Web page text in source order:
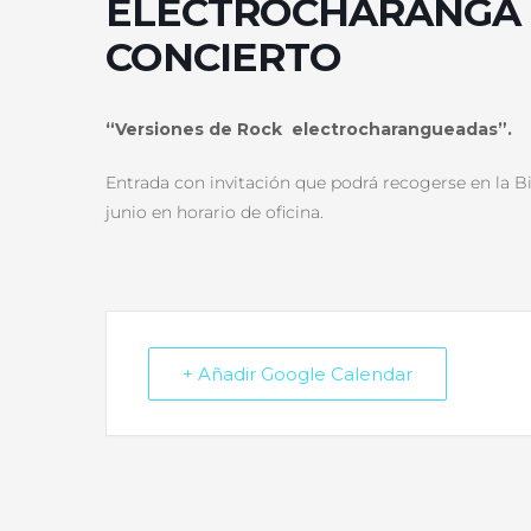
CONCIERTO
“Versiones de Rock electrocharangueadas”.
Entrada con invitación que podrá recogerse en la
junio en horario de oficina.
+ Añadir Google Calendar